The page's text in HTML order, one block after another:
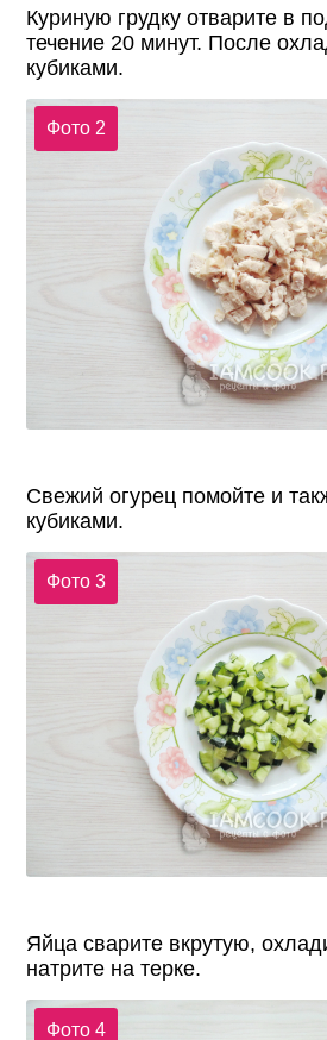
Куриную грудку отварите в
течение 20 минут. После
кубиками.
Фото 2
Свежий огурец помойте и
кубиками.
Фото 3
Яйца сварите вкрутую,
натрите на терке.
Фото 4